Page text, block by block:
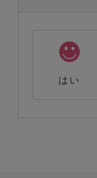
はい